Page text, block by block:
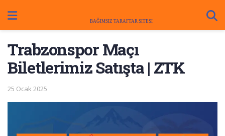
Trabzonspor Maçı
Biletlerimiz Satışta | ZTK
25 Ocak 2025